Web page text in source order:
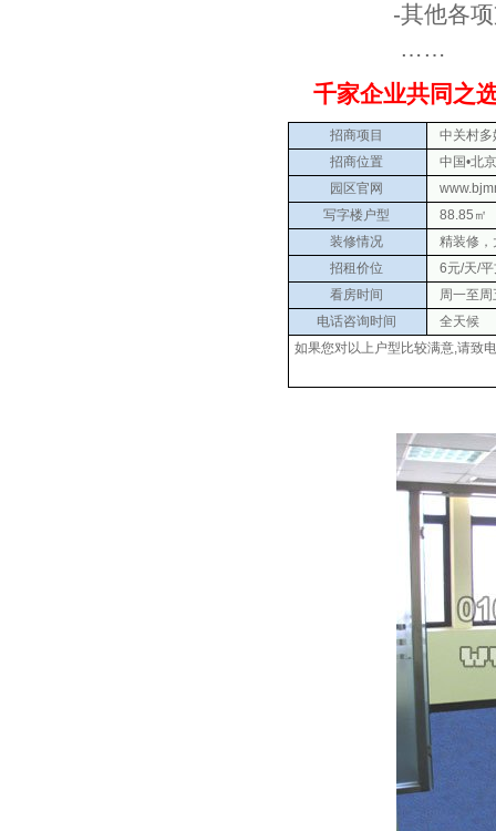
-其他各项支
……
千家企业共同之
招商项目
中关村多
招商位置
中国•北
园区官网
写字楼户型
88.85㎡
装修情况
精装修，
招租价位
6元/天/平
看房时间
周一至
电话咨询时间
全天候
如果您对以上户型比较满意,请致